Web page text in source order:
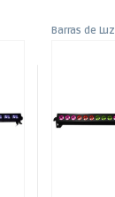
Barras de Luz